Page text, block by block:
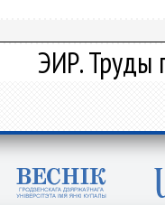
ЭИР. Труды